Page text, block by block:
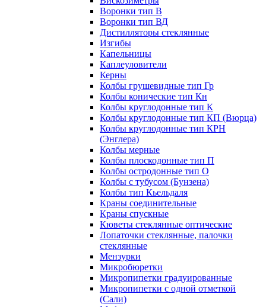
Воронки тип В
Воронки тип ВД
Дистилляторы стеклянные
Изгибы
Капельницы
Каплеуловители
Керны
Колбы грушевидные тип Гр
Колбы конические тип Кн
Колбы круглодонные тип К
Колбы круглодонные тип КП (Вюрца)
Колбы круглодонные тип КРН
(Энглера)
Колбы мерные
Колбы плоскодонные тип П
Колбы остродонные тип О
Колбы с тубусом (Бунзена)
Колбы тип Кьельдаля
Краны соединительные
Краны спускные
Кюветы стеклянные оптические
Лопаточки стеклянные, палочки
стеклянные
Мензурки
Микробюретки
Микропипетки градуированные
Микропипетки с одной отметкой
(Сали)